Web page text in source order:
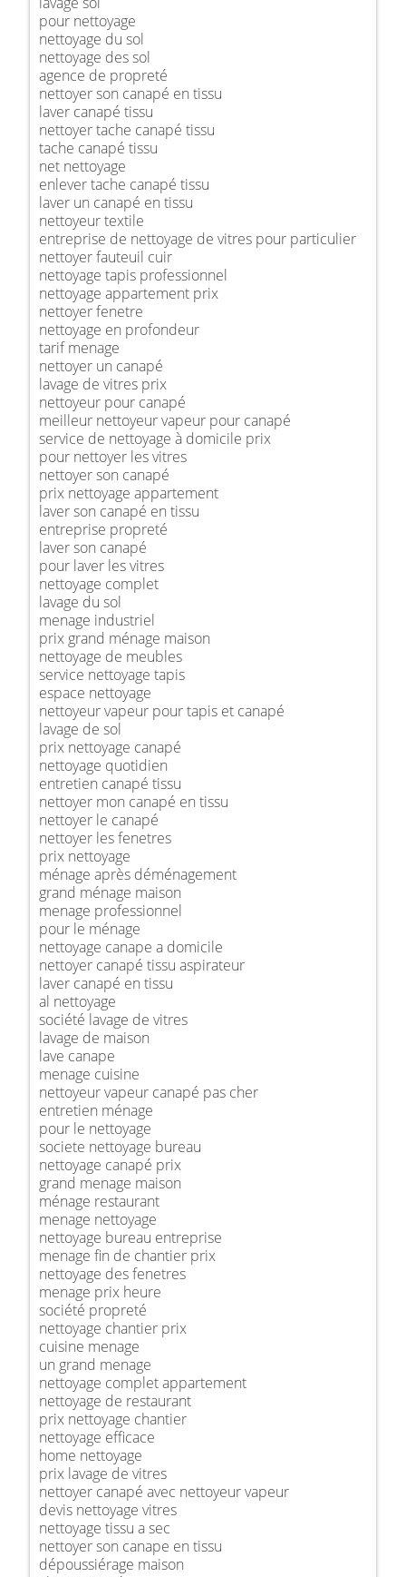
pour nettoyage
nettoyage du sol
nettoyage des sol
agence de propreté
nettoyer son canapé en tissu
laver canapé tissu
nettoyer tache canapé tissu
tache canapé tissu
net nettoyage
enlever tache canapé tissu
laver un canapé en tissu
nettoyeur textile
entreprise de nettoyage de vitres pour particulier
nettoyer fauteuil cuir
nettoyage tapis professionnel
nettoyage appartement prix
nettoyer fenetre
nettoyage en profondeur
tarif menage
nettoyer un canapé
lavage de vitres prix
nettoyeur pour canapé
meilleur nettoyeur vapeur pour canapé
service de nettoyage à domicile prix
pour nettoyer les vitres
nettoyer son canapé
prix nettoyage appartement
laver son canapé en tissu
entreprise propreté
laver son canapé
pour laver les vitres
nettoyage complet
lavage du sol
menage industriel
prix grand ménage maison
nettoyage de meubles
service nettoyage tapis
espace nettoyage
nettoyeur vapeur pour tapis et canapé
lavage de sol
prix nettoyage canapé
nettoyage quotidien
entretien canapé tissu
nettoyer mon canapé en tissu
nettoyer le canapé
nettoyer les fenetres
prix nettoyage
ménage après déménagement
grand ménage maison
menage professionnel
pour le ménage
nettoyage canape a domicile
nettoyer canapé tissu aspirateur
laver canapé en tissu
al nettoyage
société lavage de vitres
lavage de maison
lave canape
menage cuisine
nettoyeur vapeur canapé pas cher
entretien ménage
pour le nettoyage
societe nettoyage bureau
nettoyage canapé prix
grand menage maison
ménage restaurant
menage nettoyage
nettoyage bureau entreprise
menage fin de chantier prix
nettoyage des fenetres
menage prix heure
société propreté
nettoyage chantier prix
cuisine menage
un grand menage
nettoyage complet appartement
nettoyage de restaurant
prix nettoyage chantier
nettoyage efficace
home nettoyage
prix lavage de vitres
nettoyer canapé avec nettoyeur vapeur
devis nettoyage vitres
nettoyage tissu a sec
nettoyer son canape en tissu
dépoussiérage maison